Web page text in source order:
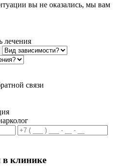
вы не оказались, мы вам
лечения
связи
в клинике